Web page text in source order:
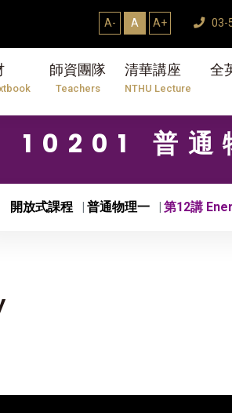
A- A A+ 03-
師資團隊
Teachers
清華講座
NTHU Lecture
全
10201 普通
開放式課程 普通物理一 第12講